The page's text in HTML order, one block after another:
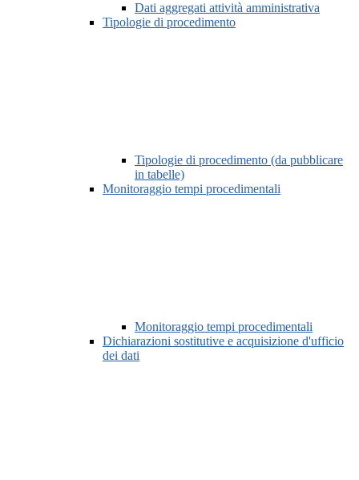
Dati aggregati attività amministrativa
Tipologie di procedimento
Tipologie di procedimento (da pubblicare
in tabelle)
Monitoraggio tempi procedimentali
Monitoraggio tempi procedimentali
Dichiarazioni sostitutive e acquisizione d'ufficio
dei dati